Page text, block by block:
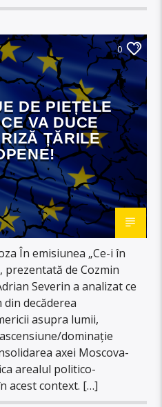
0
DE PIEȚELE
VA DUCE
ȚĂRILE
În emisiunea „Ce-i în
prezentată de Cozmin
Severin a analizat ce
din decăderea
asupra lumii,
dominație
axei Moscova-
arealul politico-
acest context. […]